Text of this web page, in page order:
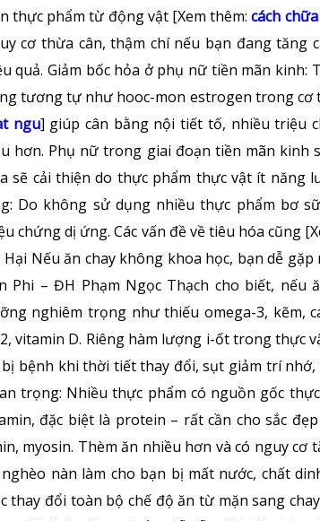
Hồ sơ năng
Bảng giá
Danh mục
thực phẩm từ động vật [Xem thêm:cách
cơ thừa cân, thậm chí nếu bạn đang tăng
quả. Giảm bốc hỏa ở phụ nữ tiền mãn kinh:
tương tự như hooc-mon estrogen trong cơ
ngu] giúp cân bằng nội tiết tố, nhiều triệu
hơn. Phụ nữ trong giai đoạn tiền mãn kinh
sẽ cải thiện do thực phẩm thực vật ít năng
Do không sử dụng nhiều thực phẩm bơ
chứng dị ứng. Các vấn đề về tiêu hóa cũng
Hại Nếu ăn chay không khoa học, bạn dễ
Phi – ĐH Phạm Ngọc Thạch cho biết, nếu
nghiêm trọng như thiếu omega-3, kẽm,
vitamin D. Riêng hàm lượng i-ốt trong thực
bị bệnh khi thời tiết thay đổi, sụt giảm trí
trọng: Nhiều thực phẩm có nguồn gốc
đặc biệt là protein – rất cần cho sắc
myosin. Thèm ăn nhiều hơn và có nguy cơ
nàn làm cho bạn bị mất nước, chất
thay đổi toàn bộ chế độ ăn từ mặn sang